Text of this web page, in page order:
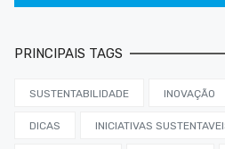
PRINCIPAIS TAGS
SUSTENTABILIDADE INOVAÇÃO
DICAS INICIATIVAS